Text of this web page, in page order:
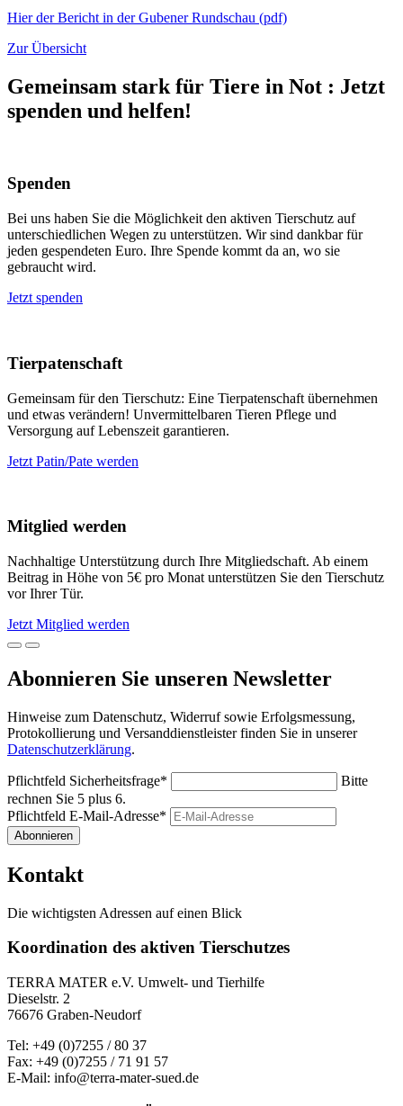
Hier der Bericht in der Gubener Rundschau (pdf)
Zur Übersicht
Gemeinsam stark für Tiere in Not : Jetzt
spenden und helfen!
Spenden
Bei uns haben Sie die Möglichkeit den aktiven Tierschutz auf
unterschiedlichen Wegen zu unterstützen. Wir sind dankbar für
jeden gespendeten Euro. Ihre Spende kommt da an, wo sie
gebraucht wird.
Jetzt spenden
Tierpatenschaft
Gemeinsam für den Tierschutz: Eine Tierpatenschaft übernehmen
und etwas verändern! Unvermittelbaren Tieren Pflege und
Versorgung auf Lebenszeit garantieren.
Jetzt Patin/Pate werden
Mitglied werden
Nachhaltige Unterstützung durch Ihre Mitgliedschaft. Ab einem
Beitrag in Höhe von 5€ pro Monat unterstützen Sie den Tierschutz
vor Ihrer Tür.
Jetzt Mitglied werden
Abonnieren Sie unseren Newsletter
Hinweise zum Datenschutz, Widerruf sowie Erfolgsmessung,
Protokollierung und Versanddienstleister finden Sie in unserer
Datenschutzerklärung.
Pflichtfeld Sicherheitsfrage*
Bitte
rechnen Sie 5 plus 6.
Pflichtfeld E-Mail-Adresse*
Abonnieren
Kontakt
Die wichtigsten Adressen auf einen Blick
Koordination des aktiven Tierschutzes
TERRA MATER e.V. Umwelt- und Tierhilfe
Dieselstr. 2
76676 Graben-Neudorf
Tel: +49 (0)7255 / 80 37
Fax: +49 (0)7255 / 71 91 57
E-Mail: info@terra-mater-sued.de